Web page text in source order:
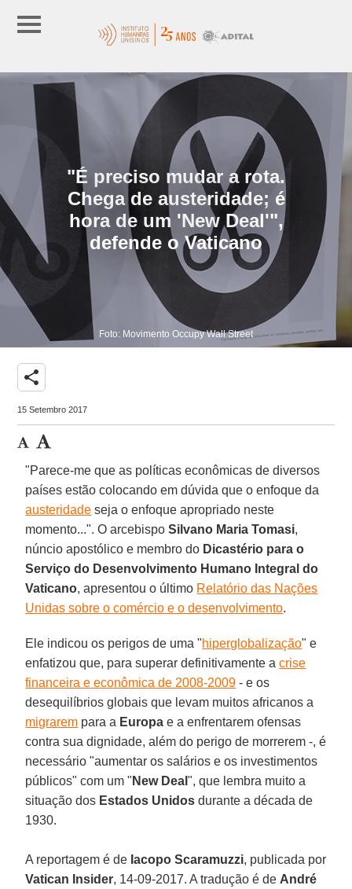
"É preciso mudar a rota.
Chega de austeridade; é
hora de um 'New Deal'",
defende o Vaticano
Foto: Movimento Occupy Wall Street
share
15 Setembro 2017
"Parece-me que as políticas econômicas de diversos
países estão colocando em dúvida que o enfoque da
austeridade seja o enfoque apropriado neste
momento...". O arcebispoSilvano Maria Tomasi,
núncio apostólico e membro do Dicastério para o
Serviço do Desenvolvimento Humano Integral do
Vaticano, apresentou o último Relatório das Nações
Unidas sobre o comércio e o desenvolvimento.
Ele indicou os perigos de uma "hiperglobalização" e
enfatizou que, para superar definitivamente acrise
financeira e econômica de 2008-2009 - e os
desequilíbrios globais que levam muitos africanos a
migrarem para a Europa e a enfrentarem ofensas
contra sua dignidade, além do perigo de morrerem -, é
necessário "aumentar os salários e os investimentos
públicos" com um " New Deal", que lembra muito a
situação dos Estados Unidos durante a década de
1930.
A reportagem é de Iacopo Scaramuzzi, publicada por
Vatican Insider, 14-09-2017. A tradução é de André